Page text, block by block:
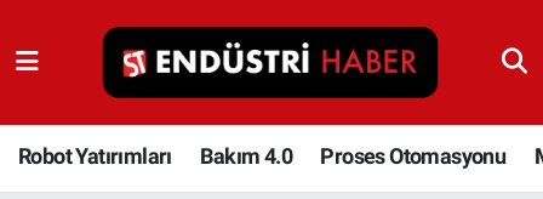
Robot Yatırımları Bakım 4.0 Proses Otomasyonu
Robot Yatırımları
Bakım 4.0